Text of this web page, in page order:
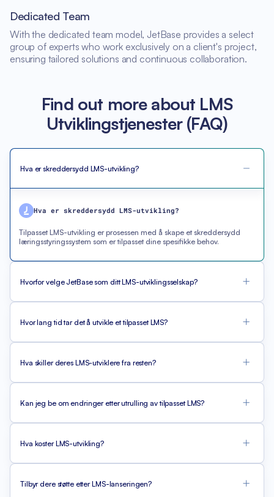
Dedicated Team
With the dedicated team model, JetBase provides a select
group of experts who work exclusively on a client's project,
ensuring tailored solutions and continuous collaboration.
Find out more about LMS
Utviklingstjenester (FAQ)
Hva er skreddersydd LMS-utvikling?
Hva er skreddersydd LMS-utvikling?
Tilpasset LMS-utvikling er prosessen med å skape et skreddersydd
læringsstyringssystem som er tilpasset dine spesifikke behov.
Hvorfor velge JetBase som ditt LMS-utviklingsselskap?
Hvor lang tid tar det å utvikle et tilpasset LMS?
Hva skiller deres LMS-utviklere fra resten?
Kan jeg be om endringer etter utrulling av tilpasset LMS?
Hva koster LMS-utvikling?
Tilbyr dere støtte etter LMS-lanseringen?